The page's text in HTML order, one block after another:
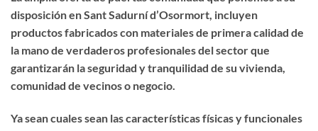
disposición en Sant Sadurní d’Osormort, incluyen
productos fabricados con materiales de primera calidad de
la mano de verdaderos profesionales del sector que
garantizarán la seguridad y tranquilidad de su vivienda,
comunidad de vecinos o negocio.
Ya sean cuales sean las características físicas y funcionales